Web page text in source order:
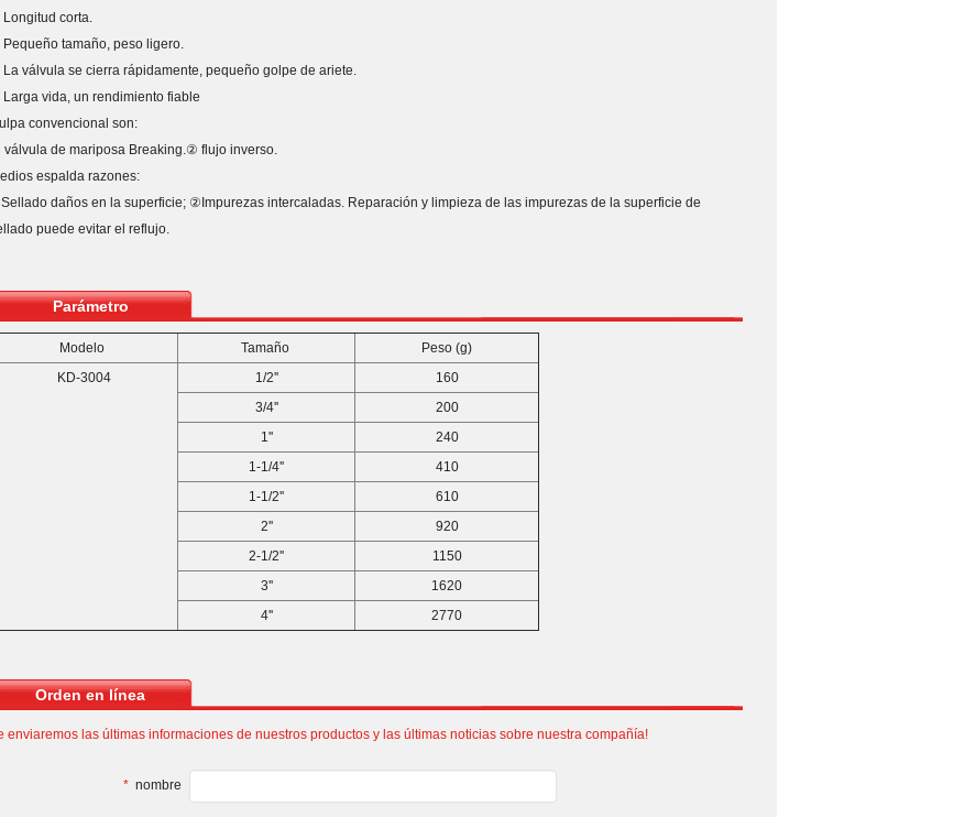
Longitud corta.
Pequeño tamaño, peso ligero.
La válvula se cierra rápidamente, pequeño golpe de ariete.
Larga vida, un rendimiento fiable
convencional son:
de mariposa Breaking.② flujo inverso.
espalda razones:
daños en la superficie; ②Impurezas intercaladas. Reparación y limpieza de las impurezas de la superficie de
puede evitar el reflujo.
Parámetro
Modelo Tamaño
Peso (g)
KD-3004
1/2''
160
3/4''
200
1''
240
1-1/4''
410
1-1/2''
610
2''
920
2-1/2''
1150
3''
1620
4''
2770
Orden en línea
enviaremos las últimas informaciones de nuestros productos y las últimas noticias sobre nuestra compañía!
* nombre